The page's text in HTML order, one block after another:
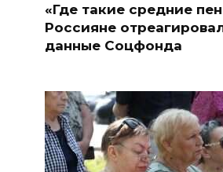
«Где такие средние
Россияне
данные Соцфонда